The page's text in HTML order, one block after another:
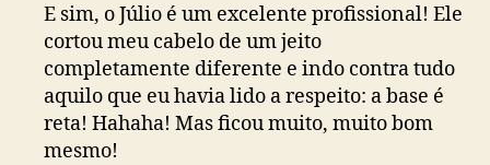
E sim, o Júlio é um excelente profissional! Ele
cortou meu cabelo de um jeito
completamente diferente e indo contra tudo
aquilo que eu havia lido a respeito: a base é
reta! Hahaha! Mas ficou muito, muito bom
mesmo!